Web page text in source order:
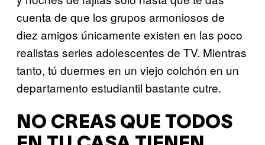
cuenta de que los grupos armoniosos de
diez amigos únicamente existen en las poco
realistas series adolescentes de TV. Mientras
tanto, tú duermes en un viejo colchón en un
departamento estudiantil bastante cutre.
NO CREAS QUE TODOS